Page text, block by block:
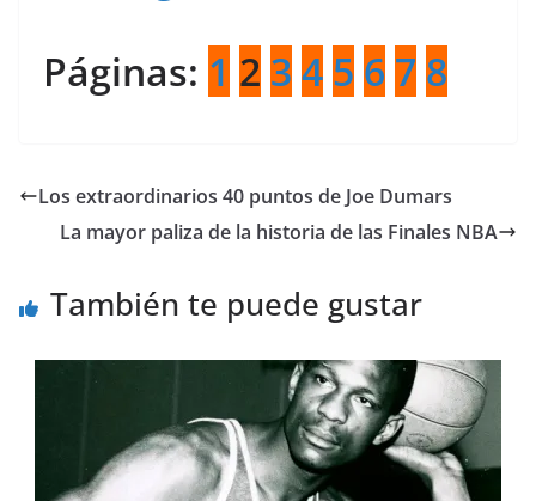
Páginas: 1 2 3 4 5 6 7 8
Los extraordinarios 40 puntos de Joe Dumars
La mayor paliza de la historia de las Finales NBA
También te puede gustar